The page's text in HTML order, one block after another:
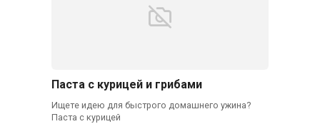
Паста с курицей и грибами
Ищете идею для быстрого домашнего ужина?
Паста с курицей